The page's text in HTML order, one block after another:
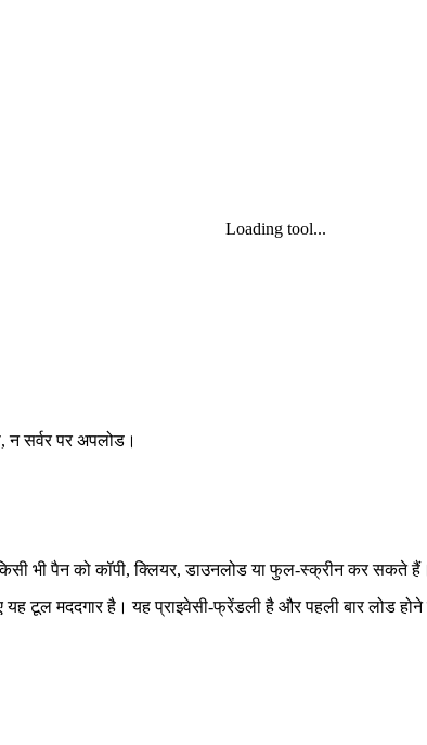
Loading tool...
सर्वर पर अपलोड।
भी पैन को कॉपी, क्लियर, डाउनलोड या फुल‑स्क्रीन कर सकते हैं।
यह टूल मददगार है। यह प्राइवेसी‑फ्रेंडली है और पहली बार लोड